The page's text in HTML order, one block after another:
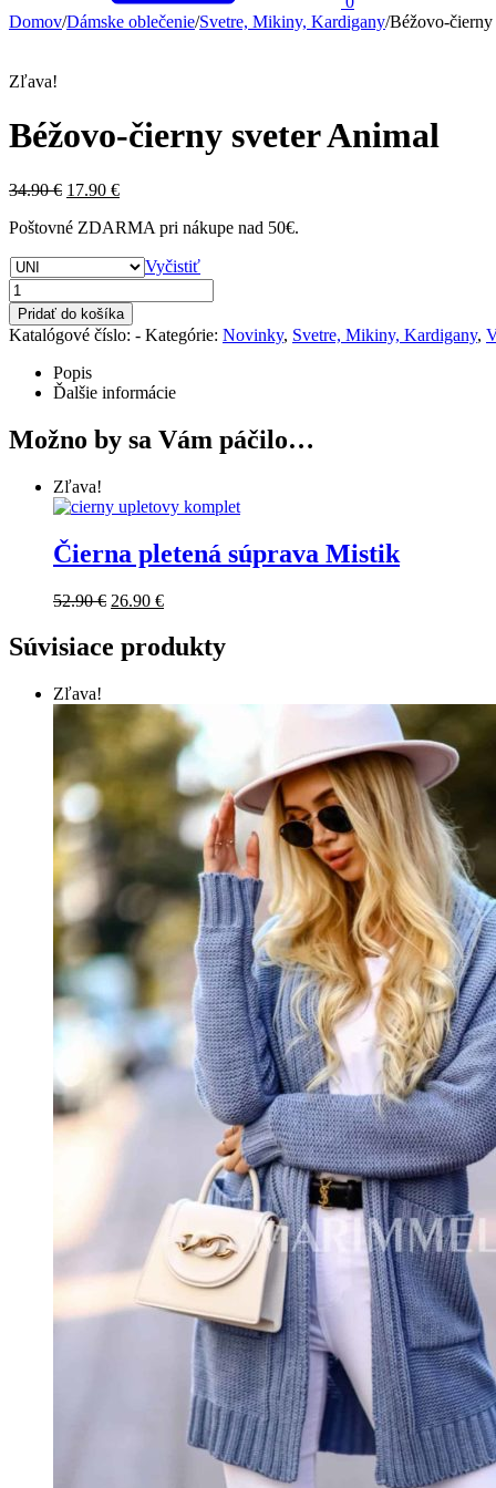
Domov/Dámske oblečenie/Svetre, Mikiny, Kardigany/Béžovo-
Zľava!
Béžovo-čierny sveter Animal
34.90€ 17.90 €
Poštovné ZDARMA pri nákupe nad 50€.
Vyčistiť
Pridať do košíka
Katalógové číslo: - Kategórie: Novinky, Svetre, Mikiny, Kardigany,
Popis
Ďalšie informácie
Možno by sa Vám páčilo…
Zľava!
Čierna pletená súprava Mistik
52.90€ 26.90 €
Súvisiace produkty
Zľava!